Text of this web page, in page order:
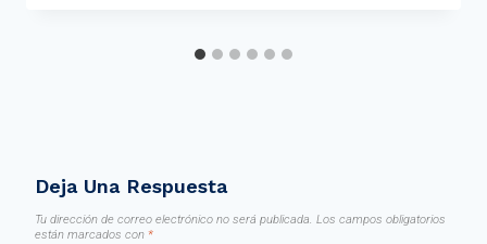
Deja Una Respuesta
Tu dirección de correo electrónico no será publicada. Los campos obligatorios
están marcados con *